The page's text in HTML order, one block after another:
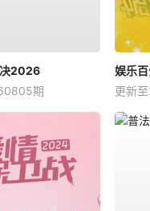
2026
期
娱乐
更新